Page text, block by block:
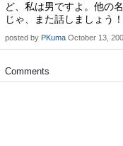
ど、私は男ですよ。他の
じゃ、また話しましょう
posted by PKuma October 13,
Comments